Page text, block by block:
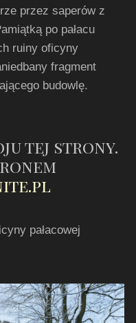
przez saperów z
po pałacu
ruiny oficyny
fragment
budowlę.
tej strony.
pałacowej